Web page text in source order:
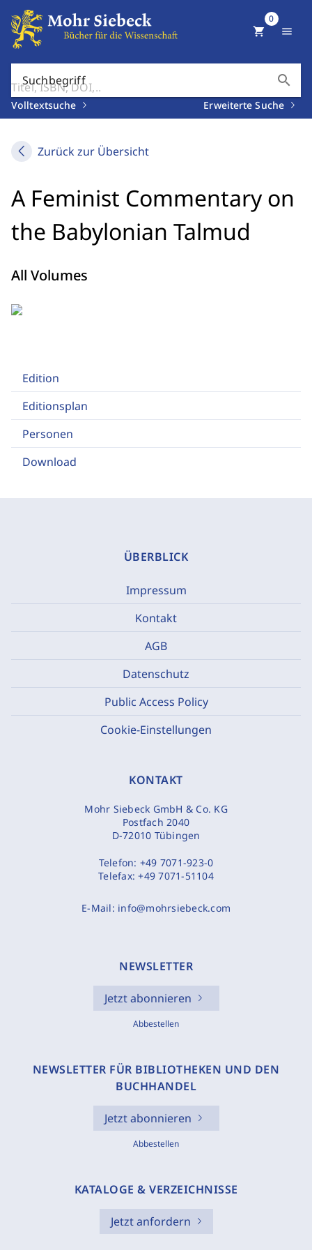
Suchbegriff search
Volltextsuche Erweiterte Suche
shopping_cart
0
menu
Zurück zur Übersicht
A Feminist Commentary on
the Babylonian Talmud
All Volumes
Edition
Editionsplan
Personen
Download
ÜBERBLICK
Impressum
Kontakt
AGB
Datenschutz
Public Access Policy
Cookie-Einstellungen
KONTAKT
Mohr Siebeck GmbH & Co. KG
Postfach 2040
D-72010 Tübingen
Telefon: +49 7071-923-0
Telefax:+49 7071-51104
E-Mail: info@mohrsiebeck.com
NEWSLETTER
Jetzt abonnieren
Abbestellen
NEWSLETTER FÜR BIBLIOTHEKEN UND DEN
BUCHHANDEL
Jetzt abonnieren
Abbestellen
KATALOGE & VERZEICHNISSE
Jetzt anfordern